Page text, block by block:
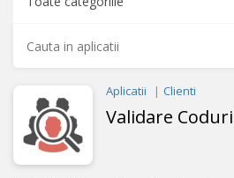
Aplicatii Clienti
Validare